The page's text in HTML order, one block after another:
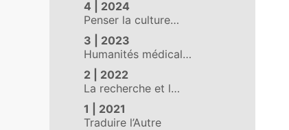
4 | 2024
Penser la culture…
3 | 2023
Humanités médical…
2 | 2022
La recherche et l…
1 | 2021
Traduire l’Autre